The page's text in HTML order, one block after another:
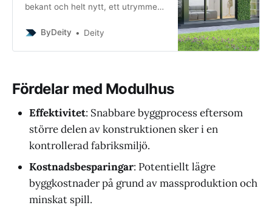
bekant och helt nytt, ett utrymme
arkitekten, konstnären, berättaren.
den växande trenden med mobila
ByDeity Deity
Fördelar med Modulhus
Effektivitet: Snabbare byggprocess eftersom
större delen av konstruktionen sker i en
kontrollerad fabriksmiljö.
Kostnadsbesparingar: Potentiellt lägre
byggkostnader på grund av massproduktion och
minskat spill.